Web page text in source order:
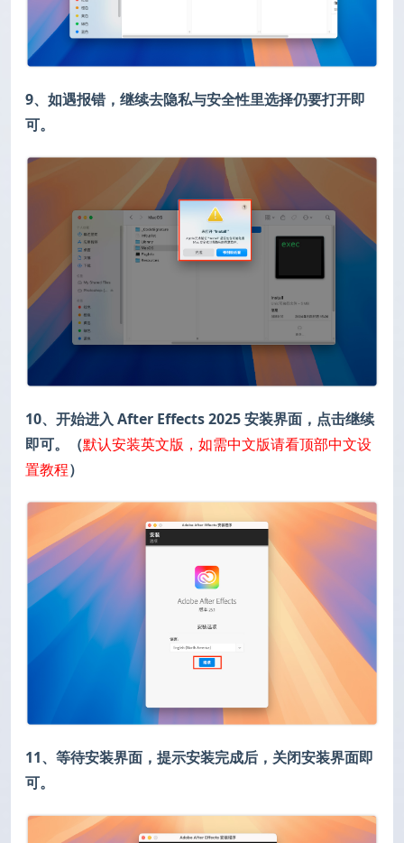
9、如遇报错，继续去隐私与安全性里选择仍要打开即
可。
10、开始进入 After Effects 2025 安装界面，点击继续
即可。（默认安装英文版，如需中文版请看顶部中文设
置教程）
11、等待安装界面，提示安装完成后，关闭安装界面即
可。